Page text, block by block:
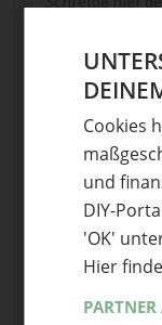
Cookies
und
DIY-
'OK'
Hier